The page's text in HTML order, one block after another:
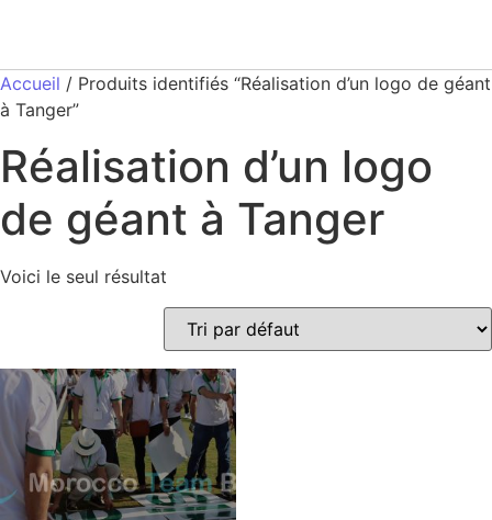
Accueil / Produits identifiés “Réalisation d’un logo de géant
à Tanger”
Réalisation d’un logo
de géant à Tanger
Voici le seul résultat